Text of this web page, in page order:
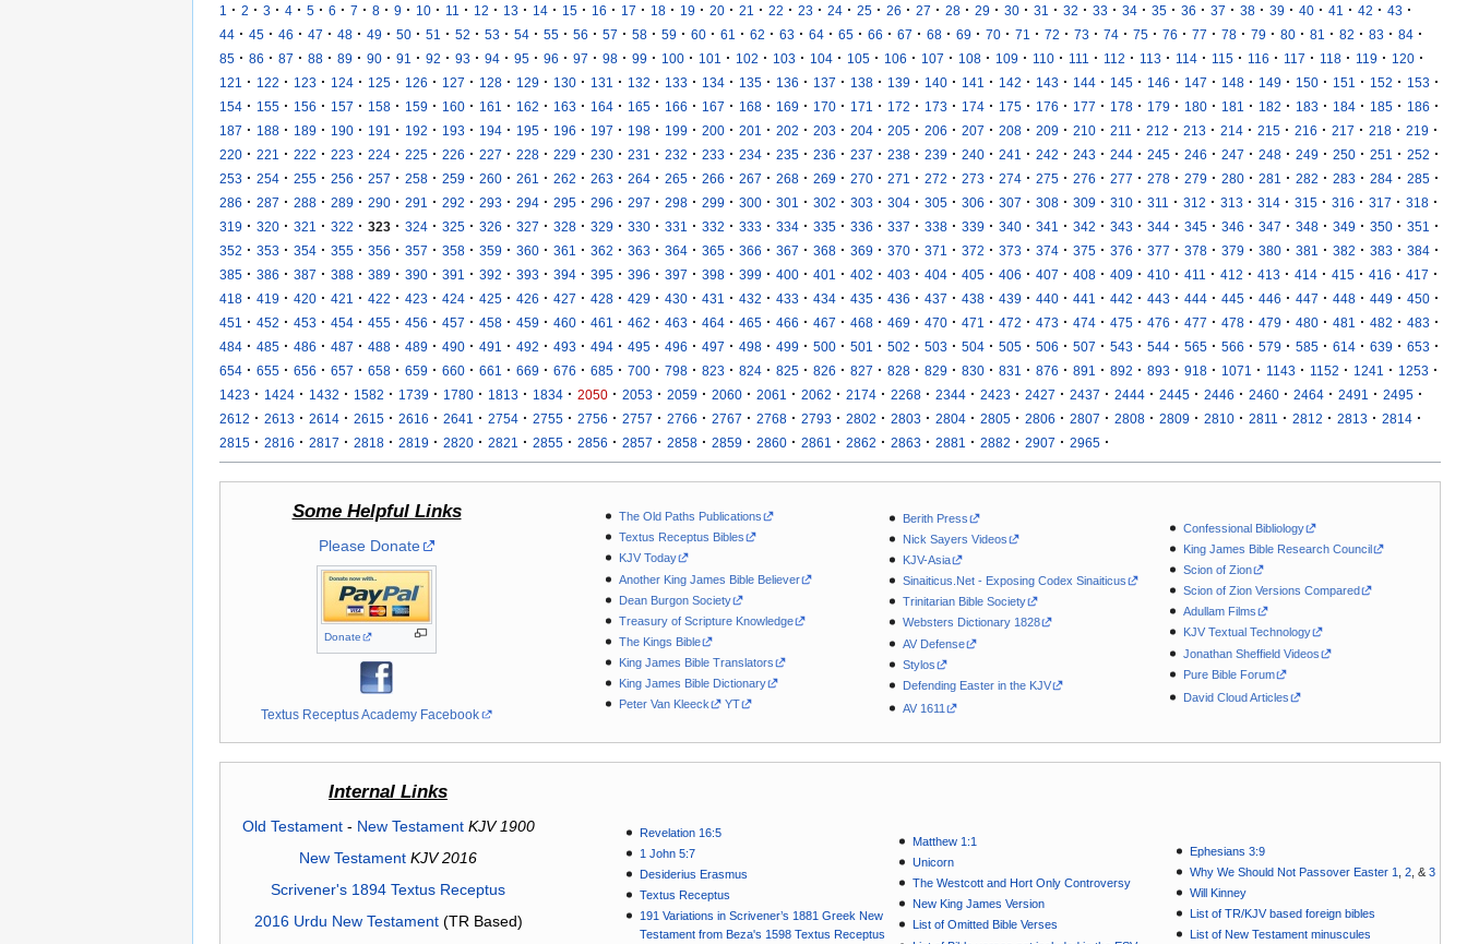
1 · 2 · 3 · 4 · 5 · 6 · 7 · 8 · 9 · 10 · 11 · 12 · 13 · 14 · 15 · 16 · 17 · 18 · 19 · 20 · 21 · 22 · 23 · 24 · 25 · 26 · 27 · 28 · 29 · 30 · 31 · 32 · 33 · 34 · 35 · 36 · 37 · 38 · 39 · 40 · 41 · 42 · 43 ·
44 · 45 · 46 · 47 · 48 · 49 · 50 · 51 · 52 · 53 · 54 · 55 · 56 · 57 · 58 · 59 · 60 · 61 · 62 · 63 · 64 · 65 · 66 · 67 · 68 · 69 · 70 · 71 · 72 · 73 · 74 · 75 · 76 · 77 · 78 · 79 · 80 · 81 · 82 · 83 · 84 ·
85 · 86 · 87 · 88 · 89 · 90 · 91 · 92 · 93 · 94 · 95 · 96 · 97 · 98 · 99 · 100 · 101 · 102 · 103 · 104 · 105 · 106 · 107 · 108 · 109 · 110 · 111 · 112 · 113 · 114 · 115 · 116 · 117 · 118 · 119 · 120 ·
121 · 122 · 123 · 124 · 125 · 126 · 127 · 128 · 129 · 130 · 131 · 132 · 133 · 134 · 135 · 136 · 137 · 138 · 139 · 140 · 141 · 142 · 143 · 144 · 145 · 146 · 147 · 148 · 149 · 150 · 151 · 152 · 153 ·
154 · 155 · 156 · 157 · 158 · 159 · 160 · 161 · 162 · 163 · 164 · 165 · 166 · 167 · 168 · 169 · 170 · 171 · 172 · 173 · 174 · 175 · 176 · 177 · 178 · 179 · 180 · 181 · 182 · 183 · 184 · 185 · 186 ·
187 · 188 · 189 · 190 · 191 · 192 · 193 · 194 · 195 · 196 · 197 · 198 · 199 · 200 · 201 · 202 · 203 · 204 · 205 · 206 · 207 · 208 · 209 · 210 · 211 · 212 · 213 · 214 · 215 · 216 · 217 · 218 · 219 ·
220 · 221 · 222 · 223 · 224 · 225 · 226 · 227 · 228 · 229 · 230 · 231 · 232 · 233 · 234 · 235 · 236 · 237 · 238 · 239 · 240 · 241 · 242 · 243 · 244 · 245 · 246 · 247 · 248 · 249 · 250 · 251 · 252 ·
253 · 254 · 255 · 256 · 257 · 258 · 259 · 260 · 261 · 262 · 263 · 264 · 265 · 266 · 267 · 268 · 269 · 270 · 271 · 272 · 273 · 274 · 275 · 276 · 277 · 278 · 279 · 280 · 281 · 282 · 283 · 284 · 285 ·
286 · 287 · 288 · 289 · 290 · 291 · 292 · 293 · 294 · 295 · 296 · 297 · 298 · 299 · 300 · 301 · 302 · 303 · 304 · 305 · 306 · 307 · 308 · 309 · 310 · 311 · 312 · 313 · 314 · 315 · 316 · 317 · 318 ·
319 · 320 · 321 · 322 · 323 · 324 · 325 · 326 · 327 · 328 · 329 · 330 · 331 · 332 · 333 · 334 · 335 · 336 · 337 · 338 · 339 · 340 · 341 · 342 · 343 · 344 · 345 · 346 · 347 · 348 · 349 · 350 · 351 ·
352 · 353 · 354 · 355 · 356 · 357 · 358 · 359 · 360 · 361 · 362 · 363 · 364 · 365 · 366 · 367 · 368 · 369 · 370 · 371 · 372 · 373 · 374 · 375 · 376 · 377 · 378 · 379 · 380 · 381 · 382 · 383 · 384 ·
385 · 386 · 387 · 388 · 389 · 390 · 391 · 392 · 393 · 394 · 395 · 396 · 397 · 398 · 399 · 400 · 401 · 402 · 403 · 404 · 405 · 406 · 407 · 408 · 409 · 410 · 411 · 412 · 413 · 414 · 415 · 416 · 417 ·
418 · 419 · 420 · 421 · 422 · 423 · 424 · 425 · 426 · 427 · 428 · 429 · 430 · 431 · 432 · 433 · 434 · 435 · 436 · 437 · 438 · 439 · 440 · 441 · 442 · 443 · 444 · 445 · 446 · 447 · 448 · 449 · 450 ·
451 · 452 · 453 · 454 · 455 · 456 · 457 · 458 · 459 · 460 · 461 · 462 · 463 · 464 · 465 · 466 · 467 · 468 · 469 · 470 · 471 · 472 · 473 · 474 · 475 · 476 · 477 · 478 · 479 · 480 · 481 · 482 · 483 ·
484 · 485 · 486 · 487 · 488 · 489 · 490 · 491 · 492 · 493 · 494 · 495 · 496 · 497 · 498 · 499 · 500 · 501 · 502 · 503 · 504 · 505 · 506 · 507 · 543 · 544 · 565 · 566 · 579 · 585 · 614 · 639 · 653 ·
654 · 655 · 656 · 657 · 658 · 659 · 660 · 661 · 669 · 676 · 685 · 700 · 798 · 823 · 824 · 825 · 826 · 827 · 828 · 829 · 830 · 831 · 876 · 891 · 892 · 893 · 918 · 1071 · 1143 · 1152 · 1241 · 1253 ·
1423 · 1424 · 1432 · 1582 · 1739 · 1780 · 1813 · 1834 · 2050 · 2053 · 2059 · 2060 · 2061 · 2062 · 2174 · 2268 · 2344 · 2423 · 2427 · 2437 · 2444 · 2445 · 2446 · 2460 · 2464 · 2491 · 2495 ·
2612 · 2613 · 2614 · 2615 · 2616 · 2641 · 2754 · 2755 · 2756 · 2757 · 2766 · 2767 · 2768 · 2793 · 2802 · 2803 · 2804 · 2805 · 2806 · 2807 · 2808 · 2809 · 2810 · 2811 · 2812 · 2813 · 2814 ·
2815 · 2816 · 2817 · 2818 · 2819 · 2820 · 2821 · 2855 · 2856 · 2857 · 2858 · 2859 · 2860 · 2861 · 2862 · 2863 · 2881 · 2882 · 2907 · 2965 ·
Some Helpful Links
Please Donate
Donate
Textus Receptus Academy Facebook
The Old Paths Publications
Textus Receptus Bibles
KJV Today
Another King James Bible Believer
Dean Burgon Society
Treasury of Scripture Knowledge
The Kings Bible
King James Bible Translators
King James Bible Dictionary
Peter Van Kleeck
YT
Berith Press
Nick Sayers Videos
KJV-Asia
Sinaiticus.Net - Exposing Codex Sinaiticus
Trinitarian Bible Society
Websters Dictionary 1828
AV Defense
Stylos
Defending Easter in the KJV
AV 1611
Confessional Bibliology
King James Bible Research Council
Scion of Zion
Scion of Zion Versions Compared
Adullam Films
KJV Textual Technology
Jonathan Sheffield Videos
Pure Bible Forum
David Cloud Articles
Internal Links
Old Testament- New Testament KJV 1900
New Testament KJV 2016
Scrivener's 1894 Textus Receptus
2016 Urdu New Testament(TR Based)
Revelation 16:5
1 John 5:7
Desiderius Erasmus
Textus Receptus
191 Variations in Scrivener’s 1881 Greek New
Testament from Beza's 1598 Textus Receptus
Matthew 1:1
Unicorn
The Westcott and Hort Only Controversy
New King James Version
List of Omitted Bible Verses
Ephesians 3:9
Why We Should Not Passover Easter 1
,2 , &3
Will Kinney
List of TR/KJV based foreign bibles
List of New Testament minuscules